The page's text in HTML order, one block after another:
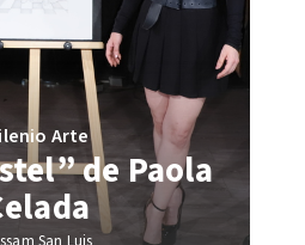
de Paola
Arte